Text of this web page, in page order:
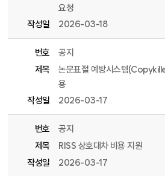
요청
작성일
2026-03-18
번호
공지
제목
논문표절 예방시스템
용
작성일
2026-03-17
번호
공지
제목
RISS 상호대차 비용 지원
작성일
2026-03-17